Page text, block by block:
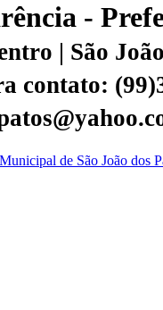
-
| São
contato:
de São João dos